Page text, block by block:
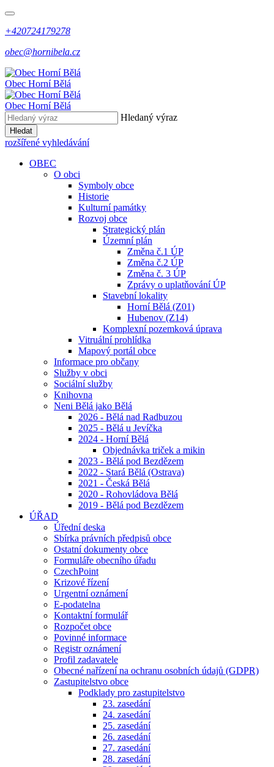
+420724179278
obec@hornibela.cz
Obec HorníBělá
Obec HorníBělá
Hledaný výraz
Hledat
rozšířené vyhledávání
OBEC
O obci
Symboly obce
Historie
Kulturní památky
Rozvoj obce
Strategický plán
Územní plán
Změna č.1 ÚP
Změna č.2 ÚP
Změna č. 3 ÚP
Zprávy o uplatňování ÚP
Stavební lokality
Horní Bělá (Z01)
Hubenov (Z14)
Komplexní pozemková úprava
Vitruální prohlídka
Mapový portál obce
Informace pro občany
Služby v obci
Sociální služby
Knihovna
Neni Bělá jako Bělá
2026 - Bělá nad Radbuzou
2025 - Bělá u Jevíčka
2024 - Horní Bělá
Objednávka triček a mikin
2023 - Bělá pod Bezdězem
2022 - Stará Bělá (Ostrava)
2021 - Česká Bělá
2020 - Rohovládova Bělá
2019 - Bělá pod Bezdězem
ÚŘAD
Úřední deska
Sbírka právních předpisů obce
Ostatní dokumenty obce
Formuláře obecního úřadu
CzechPoint
Krizové řízení
Urgentní oznámení
E-podatelna
Kontaktní formulář
Rozpočet obce
Povinné informace
Registr oznámení
Profil zadavatele
Obecné nařízení na ochranu osobních údajů (GDPR)
Zastupitelstvo obce
Podklady pro zastupitelstvo
23. zasedání
24. zasedání
25. zasedání
26. zasedání
27. zasedání
28. zasedání